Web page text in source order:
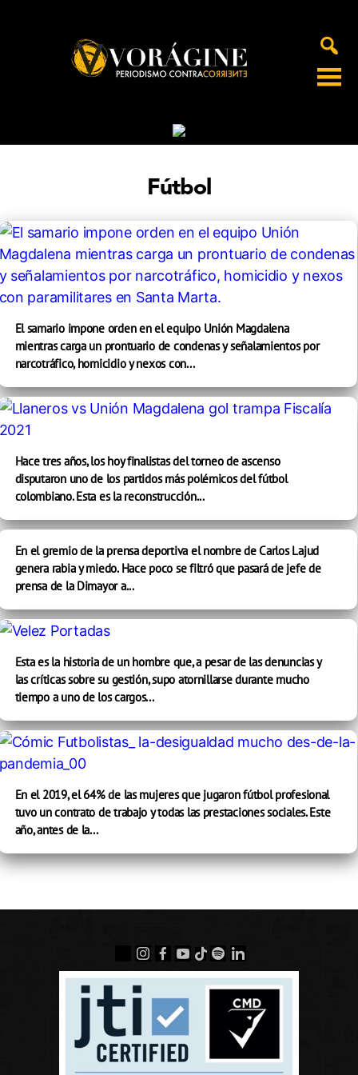
Fútbol
El samario impone orden en el equipo Unión Magdalena
mientras carga un prontuario de condenas y señalamientos por
narcotráfico, homicidio y nexos con...
Hace tres años, los hoy finalistas del torneo de ascenso
disputaron uno de los partidos más polémicos del fútbol
colombiano. Esta es la reconstrucción...
En el gremio de la prensa deportiva el nombre de Carlos Lajud
genera rabia y miedo. Hace poco se filtró que pasará de jefe de
prensa de la Dimayor a...
Esta es la historia de un hombre que, a pesar de las denuncias y
las críticas sobre su gestión, supo atornillarse durante mucho
tiempo a uno de los cargos...
En el 2019, el 64% de las mujeres que jugaron fútbol profesional
tuvo un contrato de trabajo y todas las prestaciones sociales. Este
año, antes de la...